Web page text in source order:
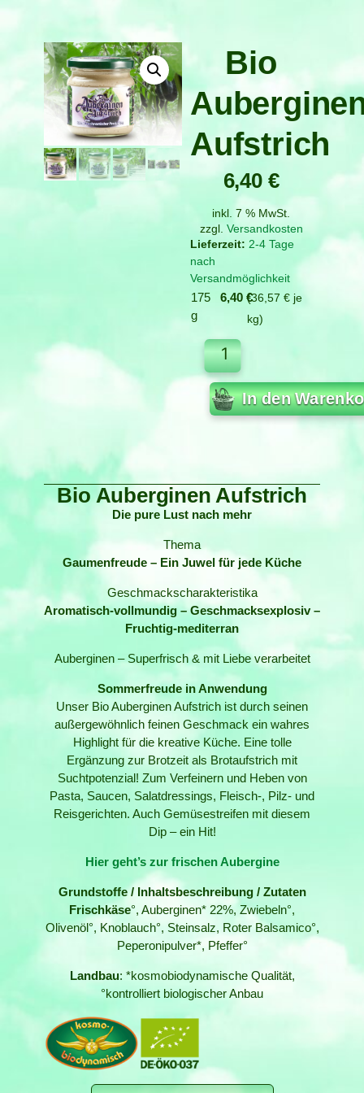
Bio
Aufstrich
6,40 €
inkl. 7 % MwSt.
zzgl. Versandkosten
2-4 Tage
nach
Versandmöglichkeit
175
g
6,40 €36,57€ je
kg
In den
Bio Auberginen Aufstrich
Die pure Lust nach mehr
Thema
Gaumenfreude – Ein Juwel für jede Küche
Geschmackscharakteristika
Aromatisch-vollmundig – Geschmacksexplosiv –
Fruchtig-mediterran
Auberginen – Superfrisch & mit Liebe verarbeitet
Sommerfreude in Anwendung
Unser Bio Auberginen Aufstrich ist durch seinen
außergewöhnlich feinen Geschmack ein wahres
Highlight für die kreative Küche. Eine tolle
Ergänzung zur Brotzeit als Brotaufstrich mit
Suchtpotenzial! Zum Verfeinern und Heben von
Pasta, Saucen, Salatdressings, Fleisch-, Pilz- und
Reisgerichten. Auch Gemüsestreifen mit diesem
Dip – ein Hit!
Hier geht’s zur frischen Aubergine
Grundstoffe / Inhaltsbeschreibung / Zutaten
Frischkäse°, Auberginen* 22%, Zwiebeln°,
Olivenöl°, Knoblauch°, Steinsalz, Roter Balsamico°,
Peperonipulver*, Pfeffer°
Landbau: *kosmobiodynamische Qualität,
°kontrolliert biologischer Anbau